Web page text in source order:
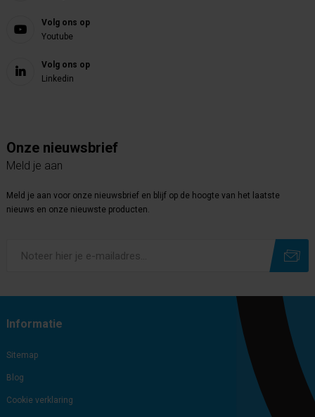
Volg ons op
Youtube
Volg ons op
Linkedin
Onze nieuwsbrief
Meld je aan
Meld je aan voor onze nieuwsbrief en blijf op de hoogte van het laatste
nieuws en onze nieuwste producten.
Informatie
Sitemap
Blog
Cookie verklaring